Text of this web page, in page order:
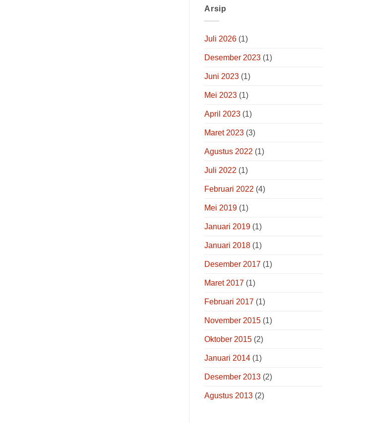
Arsip
Juli 2026 (1)
Desember 2023 (1)
Juni 2023 (1)
Mei 2023 (1)
April 2023 (1)
Maret 2023 (3)
Agustus 2022 (1)
Juli 2022 (1)
Februari 2022 (4)
Mei 2019 (1)
Januari 2019 (1)
Januari 2018 (1)
Desember 2017 (1)
Maret 2017 (1)
Februari 2017 (1)
November 2015 (1)
Oktober 2015 (2)
Januari 2014 (1)
Desember 2013 (2)
Agustus 2013 (2)